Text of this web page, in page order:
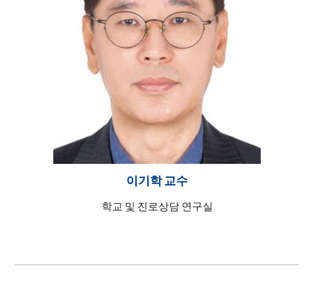
이기학교수
학교 및 진로상담 연구실